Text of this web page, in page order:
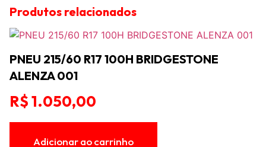
Produtos relacionados
PNEU 215/60 R17 100H BRIDGESTONE
ALENZA 001
R$1.050,00
Adicionar ao carrinho